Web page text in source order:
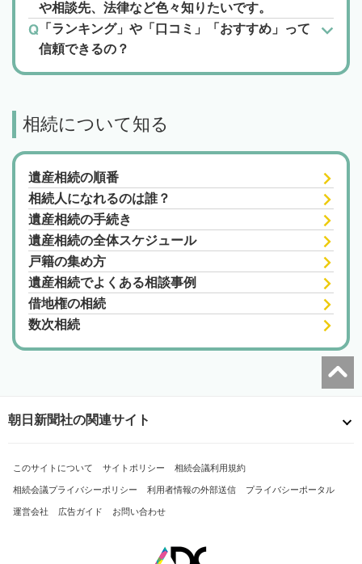
や相談先、法律など色々知りたいです。
「ランキング」や「口コミ」「おすすめ」って
信頼できるの？
相続について知る
遺産相続の順番
相続人になれるのは誰？
遺産相続の手続き
遺産相続の全体スケジュール
戸籍の集め方
遺産相続でよくある相談事例
借地権の相続
数次相続
朝日新聞社の関連サイト
このサイトについて サイトポリシー 相続会議利用規約
相続会議プライバシーポリシー 利用者情報の外部送信 プライバシーポータル
運営会社 広告ガイド お問い合わせ